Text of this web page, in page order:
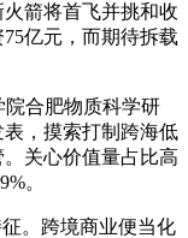
箭将首飞并挑和收
亿元，而期待拆载
合肥物质科学研
，摸索打制跨海低
关心价值量占比高
。
。跨境商业便当化